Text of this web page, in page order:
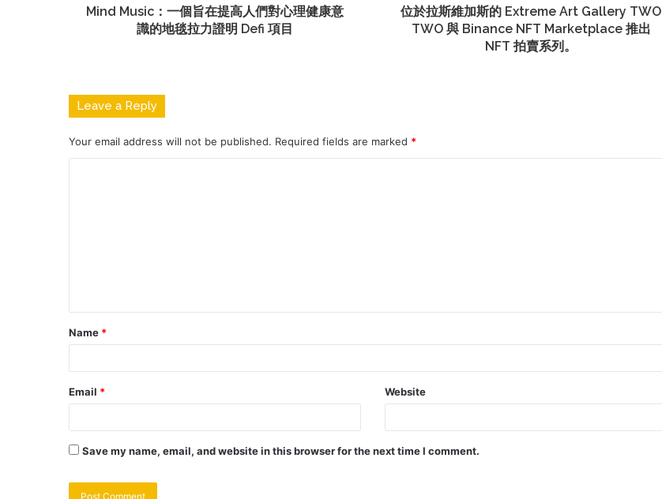
Mind Music：一個旨在提高人們對心理健康意
識的地毯拉力證明 Defi 項目
位於拉斯維加斯的 Extreme Art Gallery TWO
TWO 與 Binance NFT Marketplace 推出
NFT 拍賣系列。
Leave a Reply
Your email address will not be published. Required fields are marked *
Name *
Email * Website
Save my name, email, and website in this browser for the next time I comment.